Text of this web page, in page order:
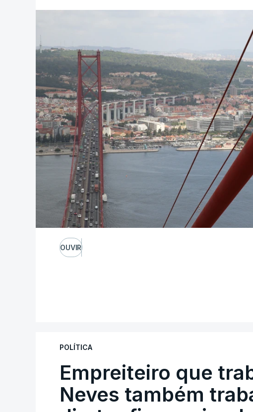
OUVIR
POLÍTICA
Empreiteiro que
Neves também